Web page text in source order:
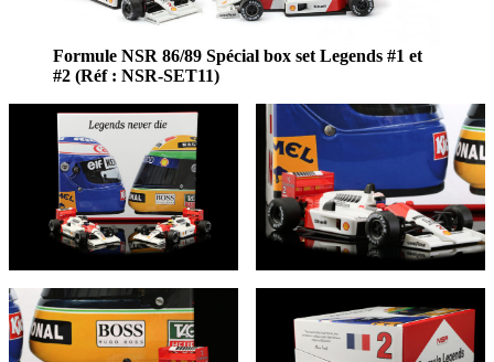
Formule NSR 86/89 Spécial box set Legends #1 et
#2 (Réf : NSR-SET11)